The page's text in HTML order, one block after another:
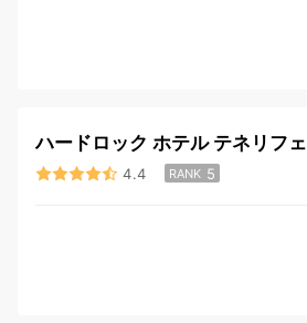
ハードロック ホテル テネリフェ
4.4 RANK 5